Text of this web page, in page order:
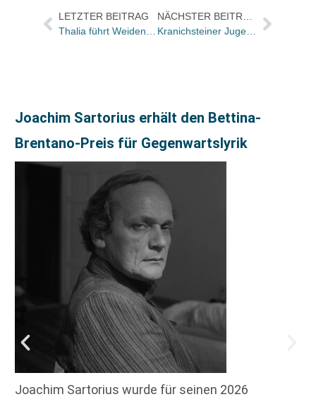
LETZTER BEITRAG
Joachim Sartorius erhält den Bettina-
Brentano-Preis für Gegenwartslyrik
Joachim Sartorius wurde für seinen 2026